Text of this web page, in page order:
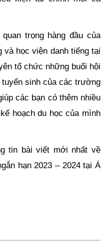
trọng hàng đầu của
học viện danh tiếng tại
tổ chức những buổi hội
sinh của các trường
các bạn có thêm nhiều
hoạch du học của mình
tin bài viết mới nhất về
hạn 2023 – 2024 tại Á